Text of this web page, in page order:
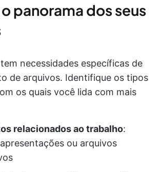
panorama dos seus
necessidades específicas de
de arquivos. Identifique os tipos
os quais você lida com mais
relacionados ao trabalho:
ou arquivos